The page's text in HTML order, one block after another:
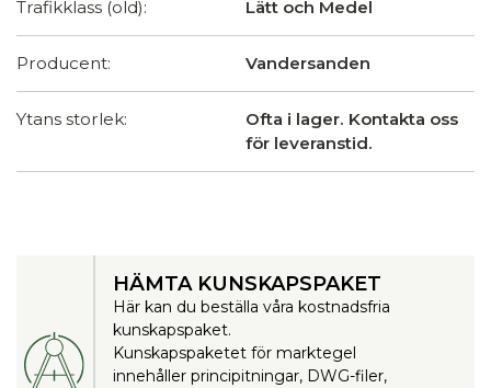
Trafikklass (old): Lätt och Medel
Producent: Vandersanden
Ytans storlek:
Ofta i lager. Kontakta oss
för leveranstid.
HÄMTA KUNSKAPSPAKET
Här kan du beställa våra kostnadsfria
kunskapspaket.
Kunskapspaketet för marktegel
innehåller principitningar, DWG-filer,